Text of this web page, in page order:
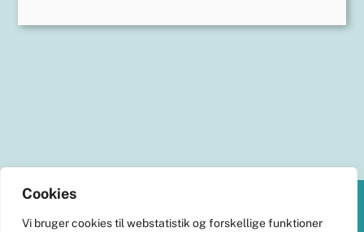
Cookies
Vi bruger cookies til webstatistik og forskellige funktioner
To